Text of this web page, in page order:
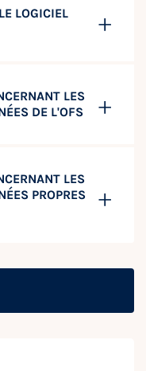
LOGICIEL
LES
DE L'OFS
LES
PROPRES